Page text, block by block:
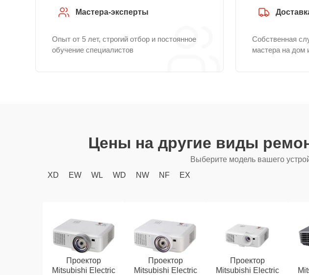
Мастера-эксперты
Опыт от 5 лет, строгий отбор и постоянное
обучение специалистов
Собственная
мастера на дом
Цены на другие виды
Выберите модель вашего
XD
EW WL WD NW NF EX
Проектор
Mitsubishi Electric
Проектор
Mitsubishi Electric
Проектор
Mitsubishi Electric